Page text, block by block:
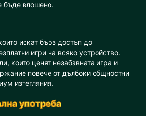
бъде влошено.
искат бърз достъп до
игри на всяко устройство.
които ценят незабавната игра и
повече от дълбоки общностни
изтегляния.
употреба